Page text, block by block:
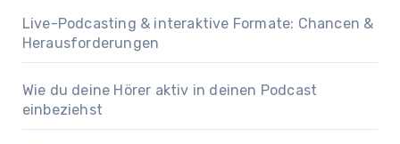
Live-Podcasting & interaktive Formate: Chancen &
Herausforderungen
Wie du deine Hörer aktiv in deinen Podcast
einbeziehst